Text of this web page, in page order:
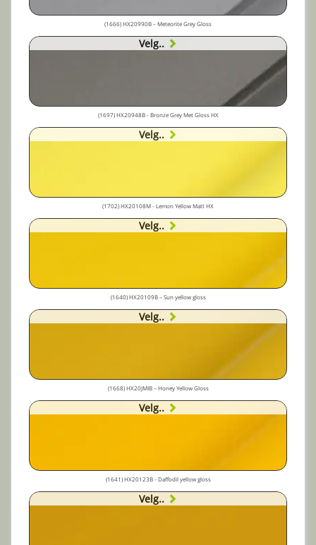
(1666) HX20990B – Meteorite Grey Gloss
Velg..
(1697) HX20948B - Bronze Grey Met Gloss HX
Velg..
(1702) HX20108M - Lemon Yellow Matt HX
Velg..
(1640) HX20109B – Sun yellow gloss
Velg..
(1668) HX20JMIB – Honey Yellow Gloss
Velg..
(1641) HX20123B - Daffodil yellow gloss
Velg..